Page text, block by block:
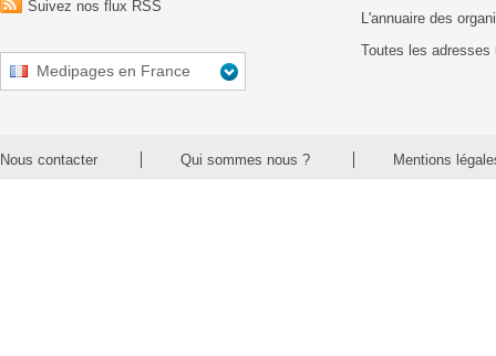
Suivez nos flux RSS
Medipages en France
L'annuaire des
Toutes les adresses
Nous contacter Qui sommes nous ? Mentions